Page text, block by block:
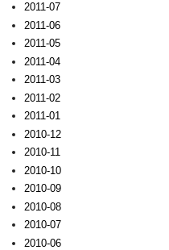
2011-07
2011-06
2011-05
2011-04
2011-03
2011-02
2011-01
2010-12
2010-11
2010-10
2010-09
2010-08
2010-07
2010-06